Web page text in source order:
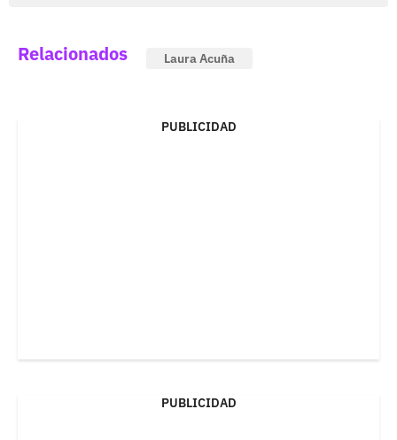
Relacionados Laura Acuña
PUBLICIDAD
PUBLICIDAD